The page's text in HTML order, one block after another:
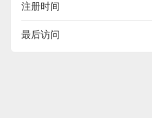
注册时间
最后访问